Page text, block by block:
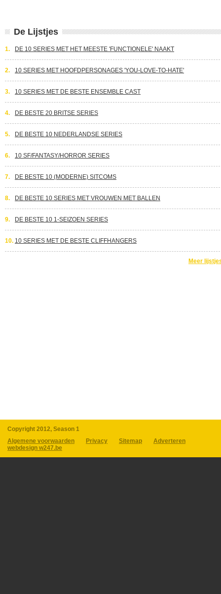
De Lijstjes
1. DE 10 SERIES MET HET MEESTE 'FUNCTIONELE' NAAKT
2. 10 SERIES MET HOOFDPERSONAGES 'YOU-LOVE-TO-HATE'
3. 10 SERIES MET DE BESTE ENSEMBLE CAST
4. DE BESTE 20 BRITSE SERIES
5. DE BESTE 10 NEDERLANDSE SERIES
6. 10 SF/FANTASY/HORROR SERIES
7. DE BESTE 10 (MODERNE) SITCOMS
8. DE BESTE 10 SERIES MET VROUWEN MET BALLEN
9. DE BESTE 10 1-SEIZOEN SERIES
10. 10 SERIES MET DE BESTE CLIFFHANGERS
Meer
Copyright 2012, Season 1
Algemene voorwaarden
Privacy Sitemap
Adverteren
webdesign w247.be